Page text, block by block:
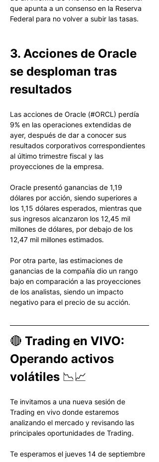
que apunta a un consenso en la Reserva
Federal para no volver a subir las tasas.
3. Acciones de Oracle
se desploman tras
resultados
Las acciones de Oracle (#ORCL) perdía
9% en las operaciones extendidas de
ayer, después de dar a conocer sus
resultados corporativos correspondientes
al último trimestre fiscal y las
proyecciones de la empresa.
Oracle presentó ganancias de 1,19
dólares por acción, siendo superiores a
los 1,15 dólares esperados, mientras que
sus ingresos alcanzaron los 12,45 mil
millones de dólares, por debajo de los
12,47 mil millones estimados.
Por otra parte, las estimaciones de
ganancias de la compañía dio un rango
bajo en comparación a las proyecciones
de los analistas, siendo un impacto
negativo para el precio de su acción.
🔴 Trading en VIVO:
Operando activos
volátiles 📉📈
Te invitamos a una nueva sesión de
Trading en vivo donde estaremos
analizando el mercado y revisando las
principales oportunidades de Trading.
Te esperamos el jueves 14 de septiembre